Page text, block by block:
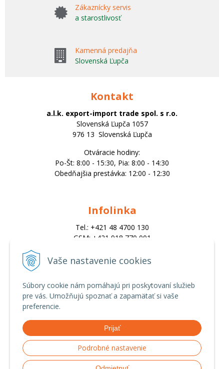
Vaše nastavenie cookies
Súbory cookie nám pomáhajú pri poskytovaní služieb
pre vás. Umožňujú spoznať a zapamätať si vaše
preferencie.
Prijať
Podrobné nastavenie
Zákaznícky servis
a starostlivosť
Kamenná predajňa
Slovenská Ľupča
Kontakt
a.l.k. export-import trade spol. s r.o.
Slovenská Ľupča 1057
976 13 Slovenská Ľupča
Otváracie hodiny:
Po-Št: 8:00 - 15:30, Pia: 8:00 - 14:30
Obedňajšia prestávka: 12:00 - 12:30
Infolinka
Tel.: +421 48 4700 130
GSM: +421 918 770 001
trade@alk.sk
Obchodné podmienky
Ochrana osobných údajov
Možnosti platby a doprava
Reklamačný poriadok